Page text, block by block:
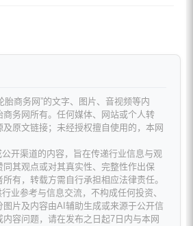
胎商务网”的文字、图片、音视频等内
商务网所有。任何媒体、网站或个人转
原文链接；未经授权擅自使用的，本网
开渠道的内容，旨在传递行业信息与观
同其观点或对其真实性、完整性作出保
有，转载方需自行承担相应法律责任。
业参考与信息交流，不构成任何投资、
图片及内容由AI辅助生成或来源于公开信
容问题，请在发布之日起7日内与本网